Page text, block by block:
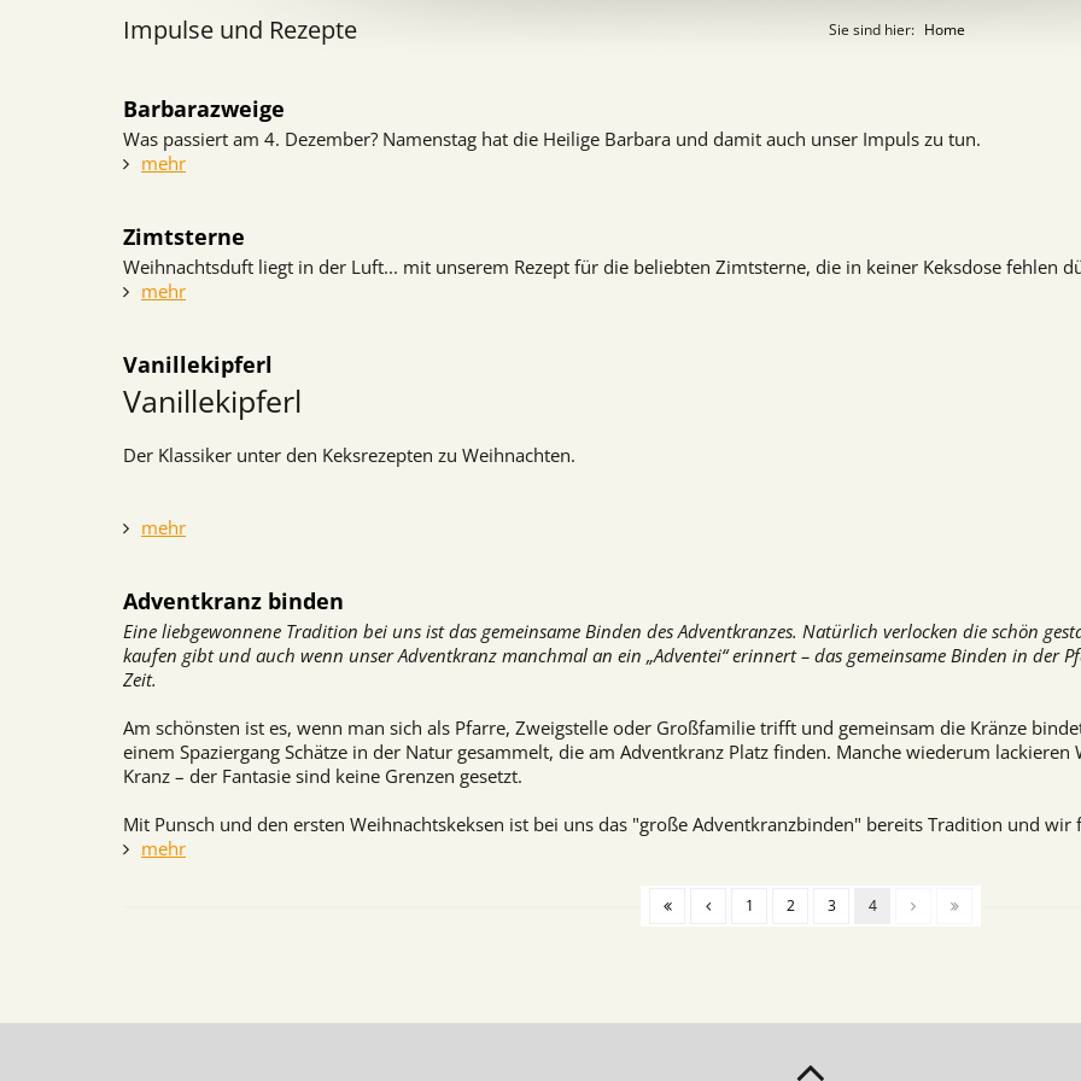
Impulse und Rezepte Sie sind hier: Home
Barbarazweige
Was passiert am 4. Dezember? Namenstag hat die Heilige Barbara und damit auch unser Impuls zu tun.
mehr
Zimtsterne
Weihnachtsduft liegt in der Luft... mit unserem Rezept für die beliebten Zimtsterne, die in keiner Keksdose fehlen
mehr
Vanillekipferl
Vanillekipferl
Der Klassiker unter den Keksrezepten zu Weihnachten.
mehr
Adventkranz binden
Eine liebgewonnene Tradition bei uns ist das gemeinsame Binden des Adventkranzes. Natürlich verlocken die schön
kaufen gibt und auch wenn unser Adventkranz manchmal an ein „Adventei“ erinnert – das gemeinsame Binden in der
Zeit.
Am schönsten ist es, wenn man sich als Pfarre, Zweigstelle oder Großfamilie trifft und gemeinsam die Kränze
einem Spaziergang Schätze in der Natur gesammelt, die am Adventkranz Platz finden. Manche wiederum
Kranz – der Fantasie sind keine Grenzen gesetzt.
Mit Punsch und den ersten Weihnachtskeksen ist bei uns das "große Adventkranzbinden" bereits Tradition und wir
mehr
1 2 3 4